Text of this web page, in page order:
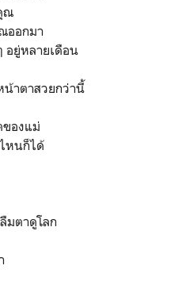
ณ
ออกมา
อยู่หลายเดือน
าตาสวยกว่านี้
องแม่
หนก็ได้
มตาดูโลก